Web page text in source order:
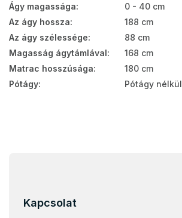
Ágy magassága:
0 - 40 cm
Az ágy hossza:
188 cm
Az ágy szélessége:
88 cm
Magasság ágytámlával:
168 cm
Matrac hosszúsága:
180 cm
Pótágy: Pótágy nélkül
Kapcsolat